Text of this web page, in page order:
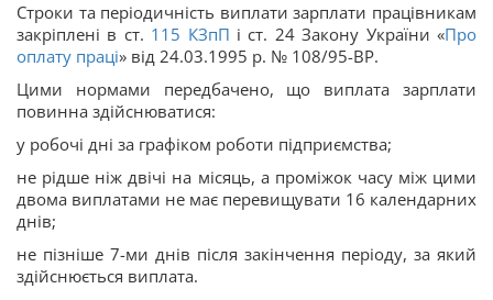
Строки та періодичність виплати зарплати працівникам
закріплені в ст. 115 КЗпП і ст. 24 Закону України «Про
оплату праці» від 24.03.1995 р. № 108/95-ВР.
Цими нормами передбачено, що виплата зарплати
повинна здійснюватися:
у робочі дні за графіком роботи підприємства;
не рідше ніж двічі на місяць, а проміжок часу між цими
двома виплатами не має перевищувати 16 календарних
днів;
не пізніше 7-ми днів після закінчення періоду, за який
здійснюється виплата.